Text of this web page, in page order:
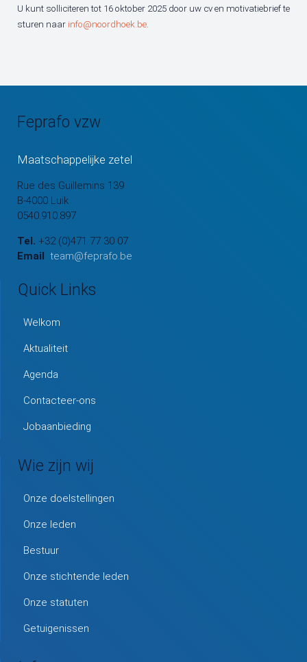
U kunt solliciteren tot 16 oktober 2025 door uw cv en motivatiebrief te
sturen naar info@noordhoek.be.
Feprafo vzw
Maatschappelijke zetel
Rue des Guillemins 139
B-4000 Luik
0540.910.897
Tel. +32 (0)471 77 30 07
Email team@feprafo.be
Quick Links
Welkom
Aktualiteit
Agenda
Contacteer-ons
Jobaanbieding
Wie zijn wij
Onze doelstellingen
Onze leden
Bestuur
Onze stichtende leden
Onze statuten
Getuigenissen